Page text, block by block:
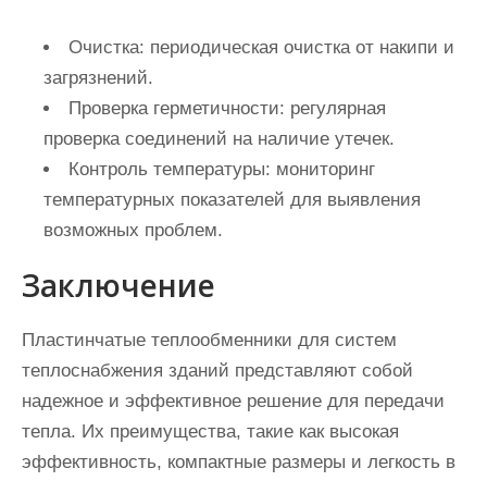
Очистка: периодическая очистка от накипи и
загрязнений.
Проверка герметичности: регулярная
проверка соединений на наличие утечек.
Контроль температуры: мониторинг
температурных показателей для выявления
возможных проблем.
Заключение
Пластинчатые теплообменники для систем
теплоснабжения зданий представляют собой
надежное и эффективное решение для передачи
тепла. Их преимущества, такие как высокая
эффективность, компактные размеры и легкость в